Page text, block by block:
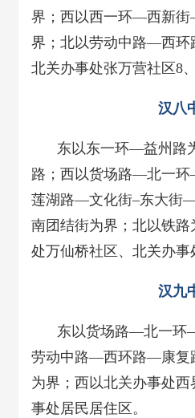
界；西以西一环—西新
界；北以劳动中路—西环
北关办事处张万营社区8、
汉八
东以东一环—益州路
路；西以货场路—北一
莲湖路—文化街–东大
南团结街为界；北以铁
处万仙桥社区、北关办事
汉九
东以货场路—北一环
劳动中路—西环路—康
为界；西以北关办事处
事处居民居住区。